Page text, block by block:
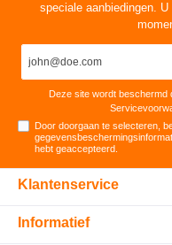
speciale aanbiedingen.
Deze site wordt beschermd
Door doorgaan te selecteren,
hebt geaccepteerd
Klantenservice
Informatief